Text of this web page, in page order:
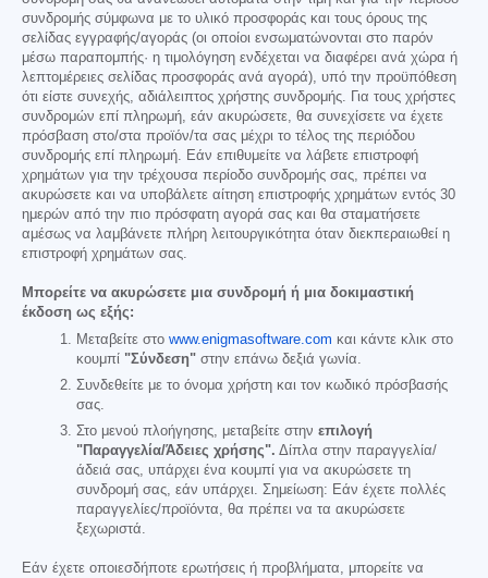
συνδρομής σύμφωνα με το υλικό προσφοράς και τους όρους της
σελίδας εγγραφής/αγοράς (οι οποίοι ενσωματώνονται στο παρόν
μέσω παραπομπής· η τιμολόγηση ενδέχεται να διαφέρει ανά χώρα ή
λεπτομέρειες σελίδας προσφοράς ανά αγορά), υπό την προϋπόθεση
ότι είστε συνεχής, αδιάλειπτος χρήστης συνδρομής. Για τους χρήστες
συνδρομών επί πληρωμή, εάν ακυρώσετε, θα συνεχίσετε να έχετε
πρόσβαση στο/στα προϊόν/τα σας μέχρι το τέλος της περιόδου
συνδρομής επί πληρωμή. Εάν επιθυμείτε να λάβετε επιστροφή
χρημάτων για την τρέχουσα περίοδο συνδρομής σας, πρέπει να
ακυρώσετε και να υποβάλετε αίτηση επιστροφής χρημάτων εντός 30
ημερών από την πιο πρόσφατη αγορά σας και θα σταματήσετε
αμέσως να λαμβάνετε πλήρη λειτουργικότητα όταν διεκπεραιωθεί η
επιστροφή χρημάτων σας.
Μπορείτε να ακυρώσετε μια συνδρομή ή μια δοκιμαστική
έκδοση ως εξής:
Μεταβείτε στο www.enigmasoftware.com και κάντε κλικ στο
κουμπί "Σύνδεση" στην επάνω δεξιά γωνία.
Συνδεθείτε με το όνομα χρήστη και τον κωδικό πρόσβασής
σας.
Στο μενού πλοήγησης, μεταβείτε στην επιλογή
"Παραγγελία/Άδειες χρήσης". Δίπλα στην παραγγελία/
άδειά σας, υπάρχει ένα κουμπί για να ακυρώσετε τη
συνδρομή σας, εάν υπάρχει. Σημείωση: Εάν έχετε πολλές
παραγγελίες/προϊόντα, θα πρέπει να τα ακυρώσετε
ξεχωριστά.
Εάν έχετε οποιεσδήποτε ερωτήσεις ή προβλήματα, μπορείτε να